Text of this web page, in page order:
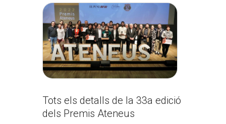
Tots els detalls de la 33a edició
dels Premis Ateneus